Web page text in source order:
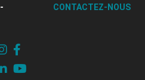
- CONTACTEZ-NOUS